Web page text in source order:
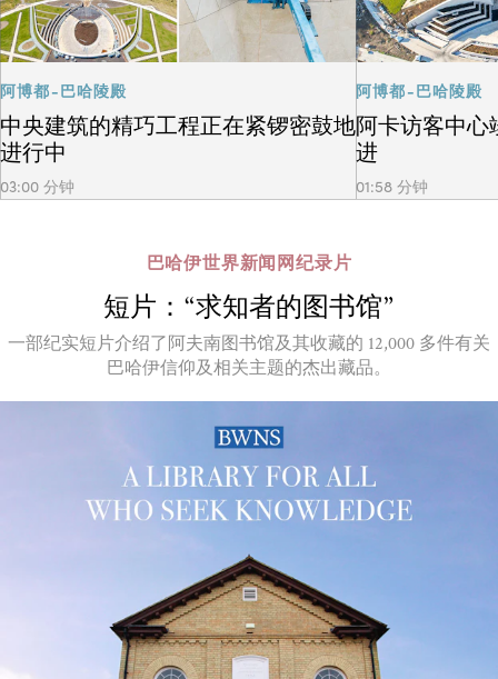
阿博都-巴哈陵殿
中央建筑的精巧工程正在紧锣密鼓地
进行中
03:00 分钟
阿博都-巴哈陵殿
阿卡访客中心
进
01:58 分钟
巴哈伊世界新闻网纪录片
短片：“求知者的图书馆”
一部纪实短片介绍了阿夫南图书馆及其收藏的 12,000 多件有关
巴哈伊信仰及相关主题的杰出藏品。